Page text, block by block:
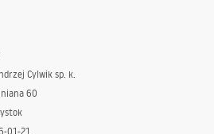
Cylwik sp. k.
60
01-21